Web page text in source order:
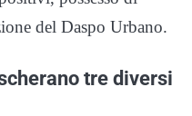
del Daspo Urbano.
tre diversi